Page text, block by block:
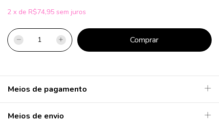
2 x de R$74,95 sem juros
Meios de pagamento
Meios de envio